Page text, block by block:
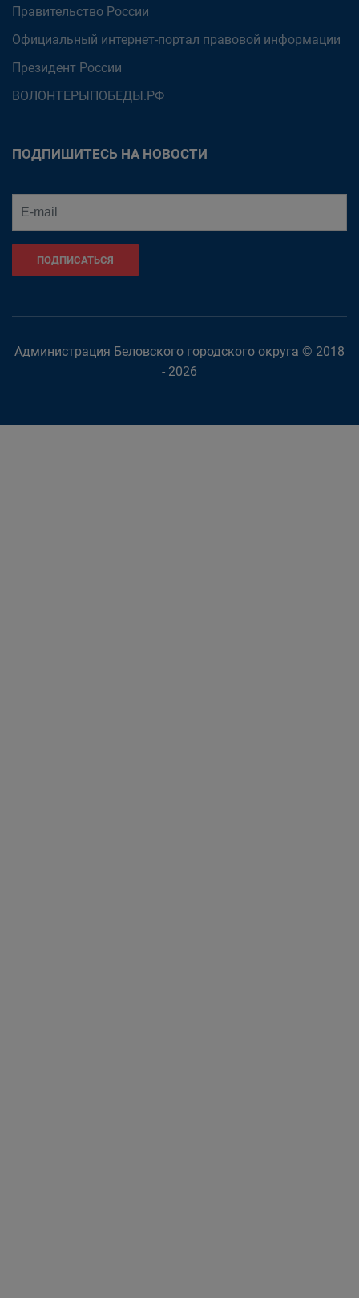
Правительство России
Официальный интернет-портал правовой информации
Президент России
ВОЛОНТЕРЫПОБЕДЫ.РФ
ПОДПИШИТЕСЬ НА НОВОСТИ
ПОДПИСАТЬСЯ
Администрация Беловского городского округа © 2018
- 2026